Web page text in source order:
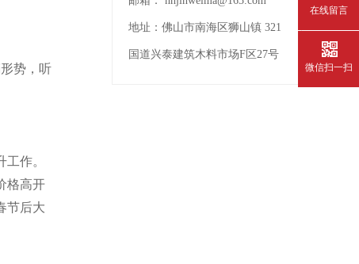
势，听
作。
格高开
节后大
地址： 佛山市南海区狮山镇 321
国道兴泰建筑木料市场F区27号
在线留言
微信扫一扫